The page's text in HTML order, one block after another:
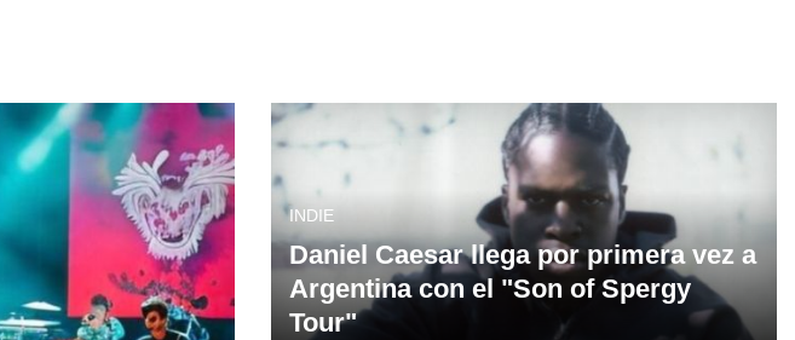
INDIE
Daniel Caesar llega por primera vez a
Argentina con el "Son of Spergy
Tour"